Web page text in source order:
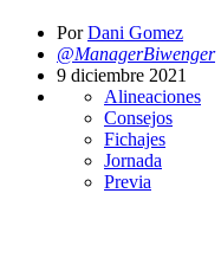
PorDani Gomez
@ManagerBiwenger
9 diciembre 2021
Alineaciones
Consejos
Fichajes
Jornada
Previa